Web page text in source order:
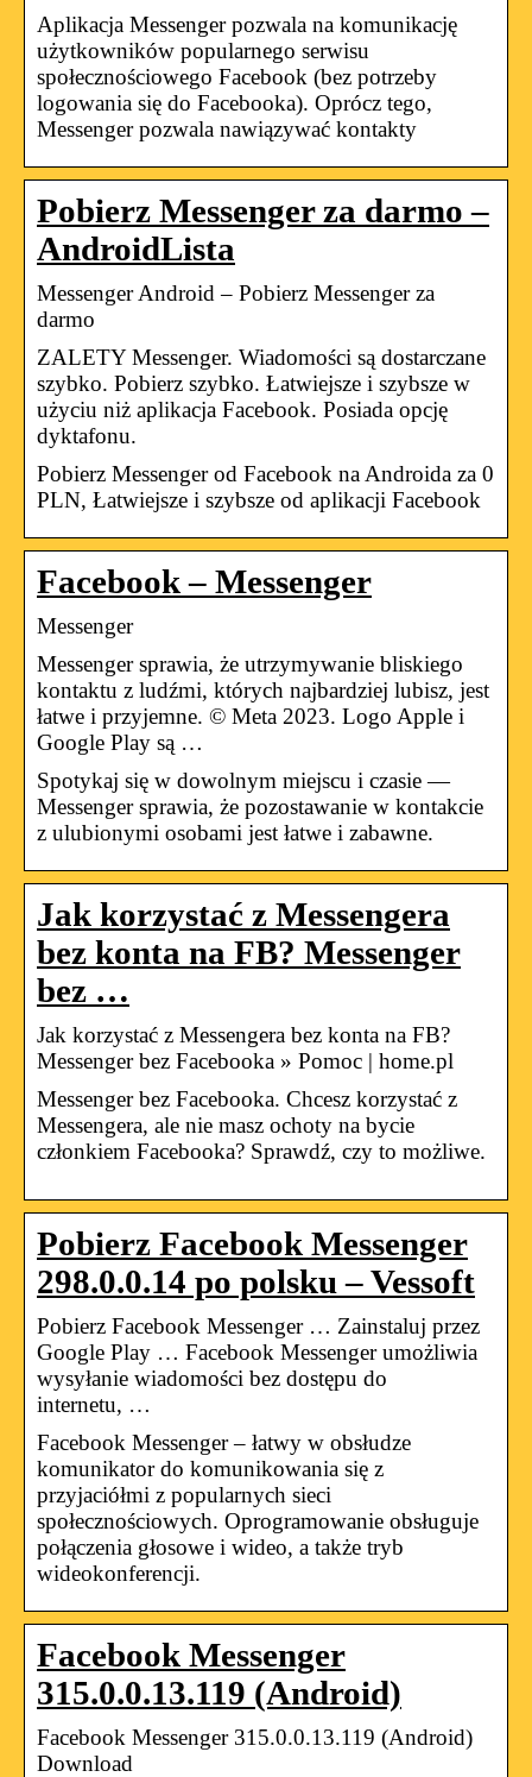
Aplikacja Messenger pozwala na komunikację
użytkowników popularnego serwisu
społecznościowego Facebook (bez potrzeby
logowania się do Facebooka). Oprócz tego,
Messenger pozwala nawiązywać kontakty
Pobierz Messenger za darmo –
AndroidLista
Messenger Android – Pobierz Messenger za
darmo
ZALETY Messenger. Wiadomości są dostarczane
szybko. Pobierz szybko. Łatwiejsze i szybsze w
użyciu niż aplikacja Facebook. Posiada opcję
dyktafonu.
Pobierz Messenger od Facebook na Androida za 0
PLN, Łatwiejsze i szybsze od aplikacji Facebook
Facebook – Messenger
Messenger
Messenger sprawia, że utrzymywanie bliskiego
kontaktu z ludźmi, których najbardziej lubisz, jest
łatwe i przyjemne. © Meta 2023. Logo Apple i
Google Play są …
Spotykaj się w dowolnym miejscu i czasie —
Messenger sprawia, że pozostawanie w kontakcie
z ulubionymi osobami jest łatwe i zabawne.
Jak korzystać z Messengera
bez konta na FB? Messenger
bez …
Jak korzystać z Messengera bez konta na FB?
Messenger bez Facebooka » Pomoc | home.pl
Messenger bez Facebooka. Chcesz korzystać z
Messengera, ale nie masz ochoty na bycie
członkiem Facebooka? Sprawdź, czy to możliwe.
Pobierz Facebook Messenger
298.0.0.14 po polsku – Vessoft
Pobierz Facebook Messenger … Zainstaluj przez
Google Play … Facebook Messenger umożliwia
wysyłanie wiadomości bez dostępu do
internetu, …
Facebook Messenger – łatwy w obsłudze
komunikator do komunikowania się z
przyjaciółmi z popularnych sieci
społecznościowych. Oprogramowanie obsługuje
połączenia głosowe i wideo, a także tryb
wideokonferencji.
Facebook Messenger
315.0.0.13.119 (Android)
Facebook Messenger 315.0.0.13.119 (Android)
Download